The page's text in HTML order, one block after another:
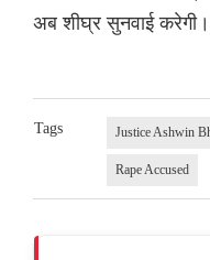
अब शीघ्र सुनवाई करेगी।
Tags Justice Ashwin
Rape Accused